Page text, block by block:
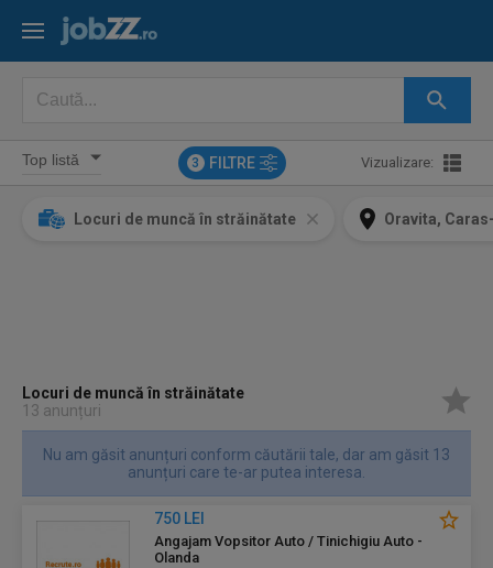
3 FILTRE Vizualizare:
Locuri de muncă în străinătate Oravita,
Locuri de muncă în străinătate
13 anunțuri
Nu am găsit anunțuri conform căutării tale, dar am găsit 13
anunțuri care te-ar putea interesa.
750 LEI
Angajam Vopsitor Auto / Tinichigiu Auto -
Olanda